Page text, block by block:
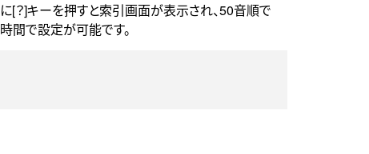
[？]キーを押すと索引画面が表示され、50音順で
間で設定が可能です。